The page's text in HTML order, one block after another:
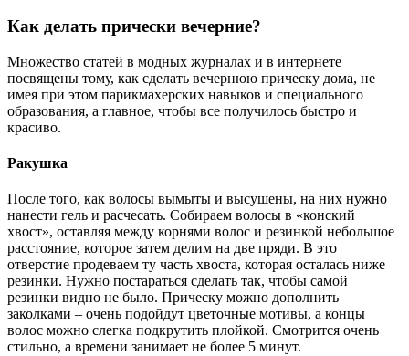
Как делать прически вечерние?
Множество статей в модных журналах и в интернете
посвящены тому, как сделать вечернюю прическу дома, не
имея при этом парикмахерских навыков и специального
образования, а главное, чтобы все получилось быстро и
красиво.
Ракушка
После того, как волосы вымыты и высушены, на них нужно
нанести гель и расчесать. Собираем волосы в «конский
хвост», оставляя между корнями волос и резинкой небольшое
расстояние, которое затем делим на две пряди. В это
отверстие продеваем ту часть хвоста, которая осталась ниже
резинки. Нужно постараться сделать так, чтобы самой
резинки видно не было. Прическу можно дополнить
заколками – очень подойдут цветочные мотивы, а концы
волос можно слегка подкрутить плойкой. Смотрится очень
стильно, а времени занимает не более 5 минут.